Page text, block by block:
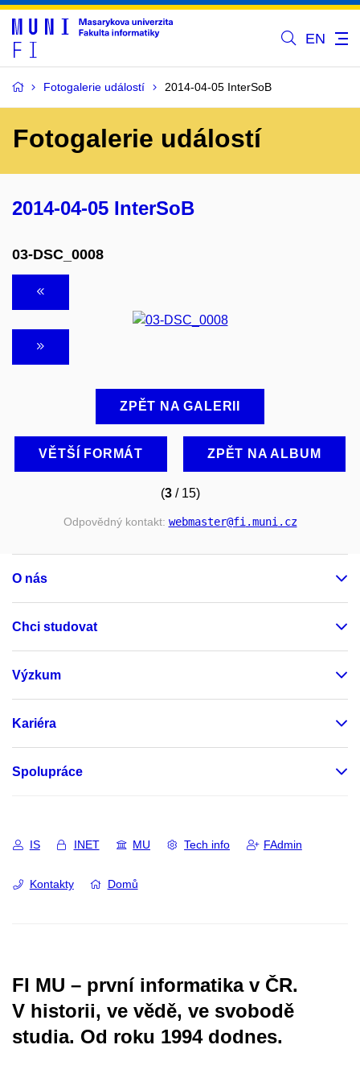
EN
Fotogalerie událostí 2014-04-05 InterSoB
Fotogalerie událostí
2014-04-05 InterSoB
03-DSC_0008
ZPĚT NA GALERII
VĚTŠÍ FORMÁT ZPĚT NA ALBUM
(3/ 15)
Odpovědný kontakt: webmaster@fi.muni.cz
O nás
Chci studovat
Výzkum
Kariéra
Spolupráce
IS INET MU Tech info FAdmin
Kontakty Domů
FI MU – první informatika v ČR.
V historii, ve vědě, ve svobodě
studia. Od roku 1994 dodnes.